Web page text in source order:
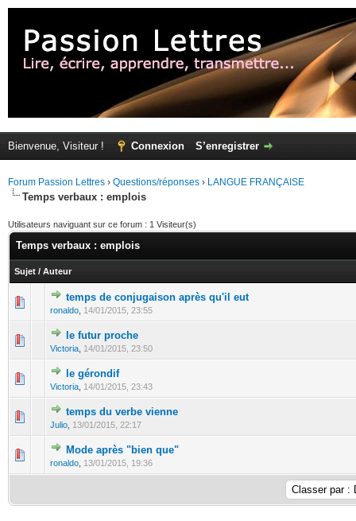
Bienvenue, Visiteur ! Connexion S’enregistrer
Forum Passion Lettres › Questions/réponses › LANGUE FRANÇAISE
Temps verbaux : emplois
Utilisateurs naviguant sur ce forum : 1 Visiteur(s)
Temps verbaux : emplois
Sujet / Auteur
temps de conjugaison après qu'il eut
ronaldo 14/01/2015, 23:55
le futur proche
Victoria 14/01/2015, 23:50
le gérondif
Victoria 14/01/2015, 23:43
temps du verbe vienne
Julio 13/01/2015, 22:17
Mode après "bien que"
ronaldo 13/01/2015, 19:36